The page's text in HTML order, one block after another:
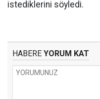
istediklerini söyledi.
HABERE YORUM KAT